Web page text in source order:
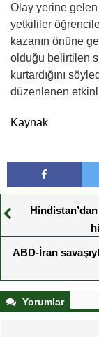
Olay yerine
yetkililer
kazanın önüne
olduğu belirtilen
kurtardığını
düzenlenen
Kaynak
ABD-İran
Yorumlar